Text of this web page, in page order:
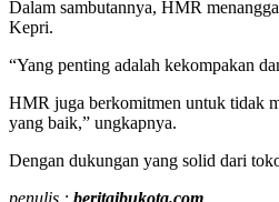
Dalam sambutannya, HMR
Kepri.
“Yang penting adalah kekompakan
HMR juga berkomitmen untuk tidak
yang baik,” ungkapnya.
Dengan dukungan yang solid dari
penulis : beritaibukota.com